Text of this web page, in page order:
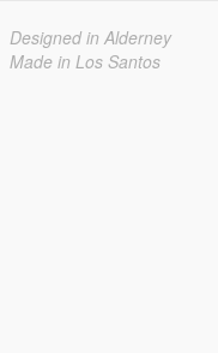
Designed in Alderney
Made in Los Santos